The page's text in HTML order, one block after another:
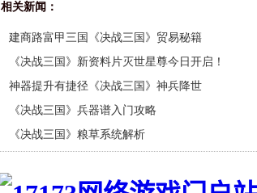
相关新闻：
建商路富甲三国《决战三国》贸易秘籍
《决战三国》新资料片灭世星尊今日开启！
神器提升有捷径《决战三国》神兵降世
《决战三国》兵器谱入门攻略
《决战三国》粮草系统解析